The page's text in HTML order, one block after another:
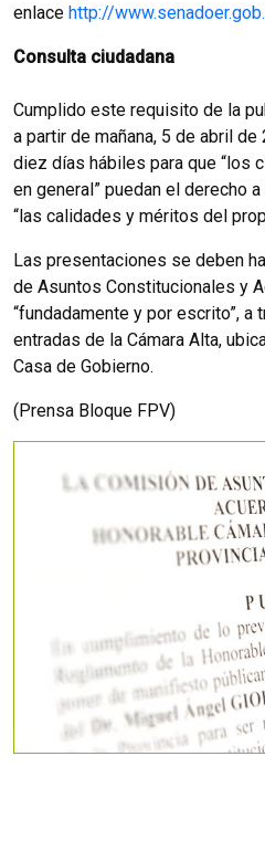
enlace http://
Consulta ciudadana
Cumplido este requisito de la
a partir de mañana, 5 de abril
diez días hábiles para que “los
en general” puedan el derecho
“las calidades y méritos del
Las presentaciones se deben
de Asuntos Constitucionales y
“fundadamente y por escrito”, a
entradas de la Cámara Alta,
Casa de Gobierno.
(Prensa Bloque FPV)